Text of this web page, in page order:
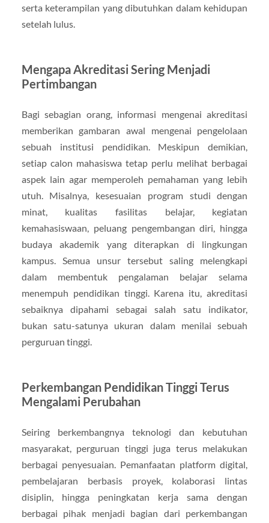
serta keterampilan yang dibutuhkan dalam kehidupan
setelah lulus.
Mengapa Akreditasi Sering Menjadi
Pertimbangan
Bagi sebagian orang, informasi mengenai akreditasi
memberikan gambaran awal mengenai pengelolaan
sebuah institusi pendidikan. Meskipun demikian,
setiap calon mahasiswa tetap perlu melihat berbagai
aspek lain agar memperoleh pemahaman yang lebih
utuh. Misalnya, kesesuaian program studi dengan
minat, kualitas fasilitas belajar, kegiatan
kemahasiswaan, peluang pengembangan diri, hingga
budaya akademik yang diterapkan di lingkungan
kampus. Semua unsur tersebut saling melengkapi
dalam membentuk pengalaman belajar selama
menempuh pendidikan tinggi. Karena itu, akreditasi
sebaiknya dipahami sebagai salah satu indikator,
bukan satu-satunya ukuran dalam menilai sebuah
perguruan tinggi.
Perkembangan Pendidikan Tinggi Terus
Mengalami Perubahan
Seiring berkembangnya teknologi dan kebutuhan
masyarakat, perguruan tinggi juga terus melakukan
berbagai penyesuaian. Pemanfaatan platform digital,
pembelajaran berbasis proyek, kolaborasi lintas
disiplin, hingga peningkatan kerja sama dengan
berbagai pihak menjadi bagian dari perkembangan